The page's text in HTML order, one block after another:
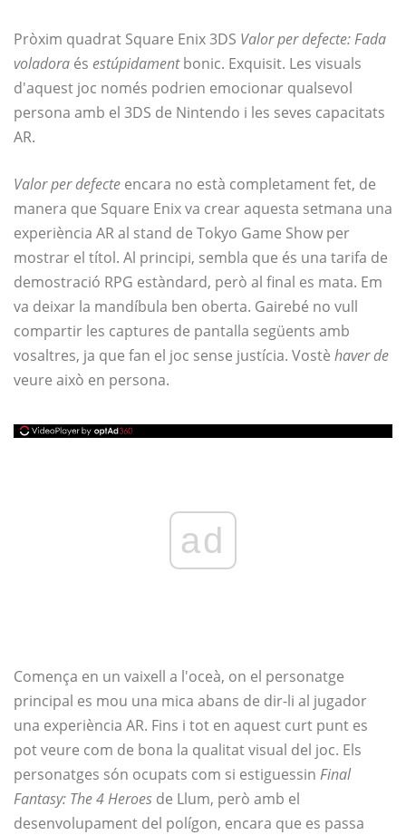
Pròxim quadrat Square Enix 3DS Valor per defecte: Fada
voladora és estúpidamentbonic. Exquisit. Les visuals
d'aquest joc només podrien emocionar qualsevol
persona amb el 3DS de Nintendo i les seves capacitats
AR.
Valor per defecte encara no està completament fet, de
manera que Square Enix va crear aquesta setmana una
experiència AR al stand de Tokyo Game Show per
mostrar el títol. Al principi, sembla que és una tarifa de
demostració RPG estàndard, però al final es mata. Em
va deixar la mandíbula ben oberta. Gairebé no vull
compartir les captures de pantalla següents amb
vosaltres, ja que fan el joc sense justícia. Vostè haver de
veure això en persona.
ad
Comença en un vaixell a l'oceà, on el personatge
principal es mou una mica abans de dir-li al jugador
una experiència AR. Fins i tot en aquest curt punt es
pot veure com de bona la qualitat visual del joc. Els
personatges són ocupats com si estiguessin Final
Fantasy: The 4 Heroes de Llum, però amb el
desenvolupament del polígon, encara que es passa